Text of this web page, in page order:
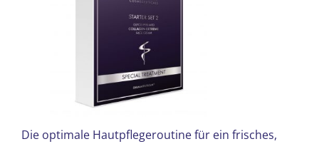
Die optimale Hautpflegeroutine für ein frisches,